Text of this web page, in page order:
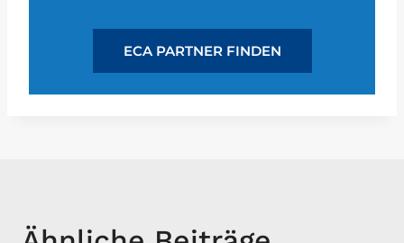
ECA PARTNER FINDEN